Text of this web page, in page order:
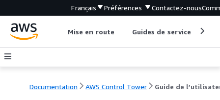
Français Préférences Contactez-nous
Mise en route Guides de service
Documentation AWS Control Tower Guide de